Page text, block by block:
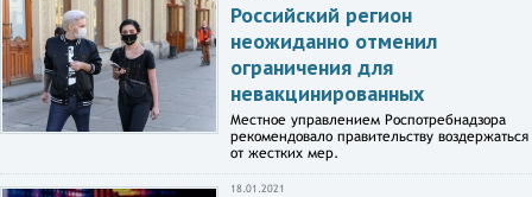
Российский регион
неожиданно отменил
ограничения для
невакцинированных
Местное управлением Роспотребнадзора
рекомендовало правительству воздержаться
от жестких мер.
18.01.2021